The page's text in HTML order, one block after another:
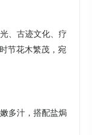
、古迹文化、疗
节花木繁茂，宛
多汁，搭配盐焗